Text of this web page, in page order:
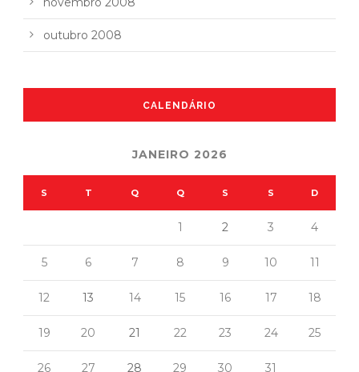
outubro 2008
CALENDÁRIO
JANEIRO 2026
S T Q Q S S D
1 2 3 4
5 6 7 8 9 10 11
12 13 14 15 16 17 18
19 20 21 22 23 24 25
26 27 28 29 30 31